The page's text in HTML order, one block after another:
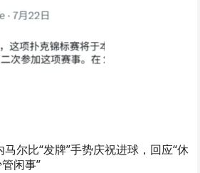
尔比“发牌”手势庆祝进球，回应“休
闲事”